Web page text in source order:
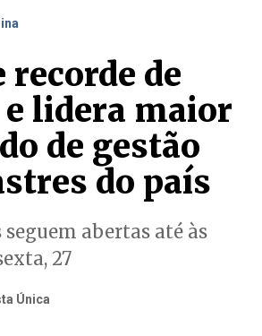
recorde de
e lidera maior
de gestão
do país
seguem abertas até às
27
Única